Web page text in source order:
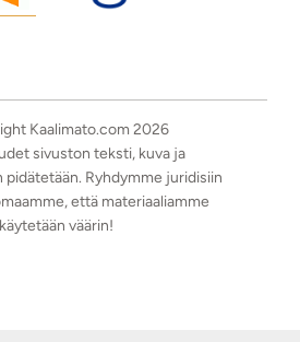
Kaalimato.com 2026
sivuston teksti, kuva ja
pidätetään. Ryhdymme juridisiin
että materiaaliamme
käytetään väärin!